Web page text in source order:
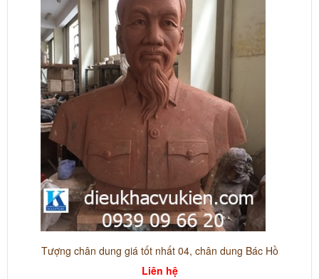
Tượng chân dung giá tốt nhất 04, chân dung Bác Hồ
Liên hệ